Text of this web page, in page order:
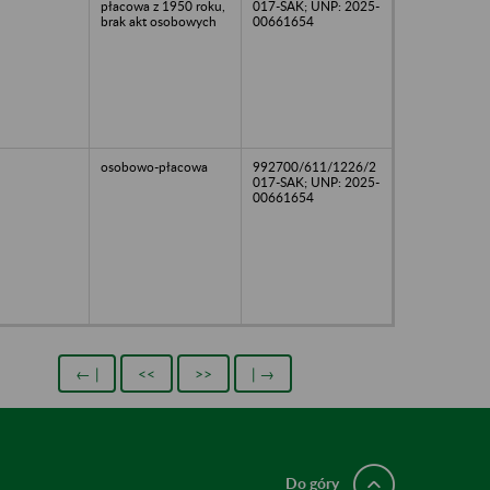
płacowa z 1950 roku,
brak akt osobowych
017-SAK; UNP: 2025-
00661654
osobowo-płacowa
992700/611/1226/2
017-SAK; UNP: 2025-
00661654
← | << >> | →
Do góry